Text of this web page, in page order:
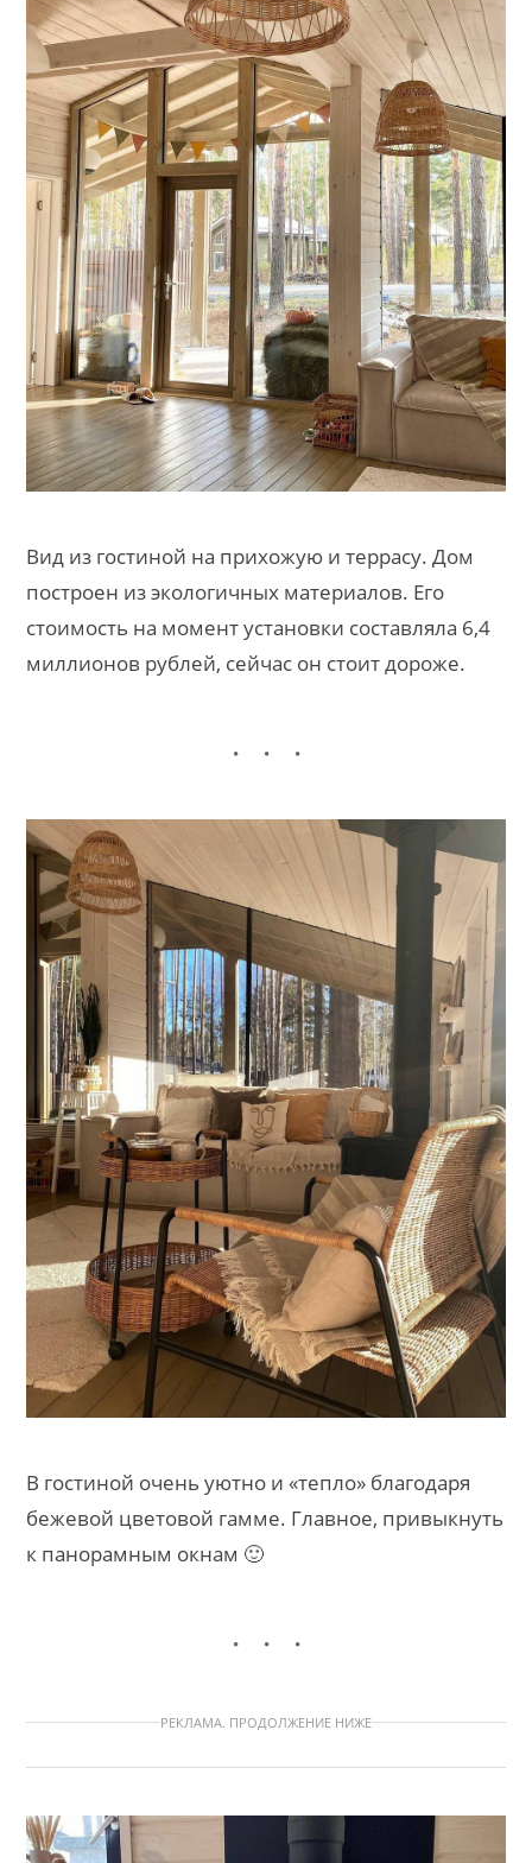
Вид из гостиной на прихожую и террасу. Дом
построен из экологичных материалов. Его
стоимость на момент установки составляла 6,4
миллионов рублей, сейчас он стоит дороже.
В гостиной очень уютно и «тепло» благодаря
бежевой цветовой гамме. Главное, привыкнуть
к панорамным окнам 🙂
РЕКЛАМА. ПРОДОЛЖЕНИЕ НИЖЕ